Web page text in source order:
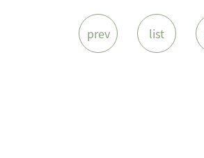
prev list